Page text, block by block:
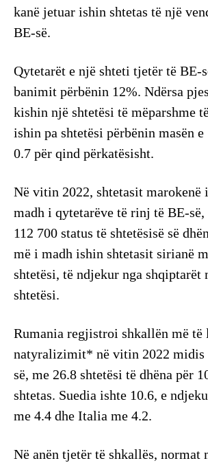
kanë jetuar ishin shtetas të një
BE-së.
Qytetarët e një shteti tjetër të BE-
banimit përbënin 12%. Ndërsa
kishin një shtetësi të mëparshme
ishin pa shtetësi përbënin masën
0.7 për qind përkatësisht.
Në vitin 2022, shtetasit marokenë
madh i qytetarëve të rinj të BE-
112 700 status të shtetësisë së
më i madh ishin shtetasit sirianë
shtetësi, të ndjekur nga shqiptarët
shtetësi.
Rumania regjistroi shkallën më të
natyralizimit* në vitin 2022 midis
së, me 26.8 shtetësi të dhëna për
shtetas. Suedia ishte 10.6, e
me 4.4 dhe Italia me 4.2.
Në anën tjetër të shkallës, normat